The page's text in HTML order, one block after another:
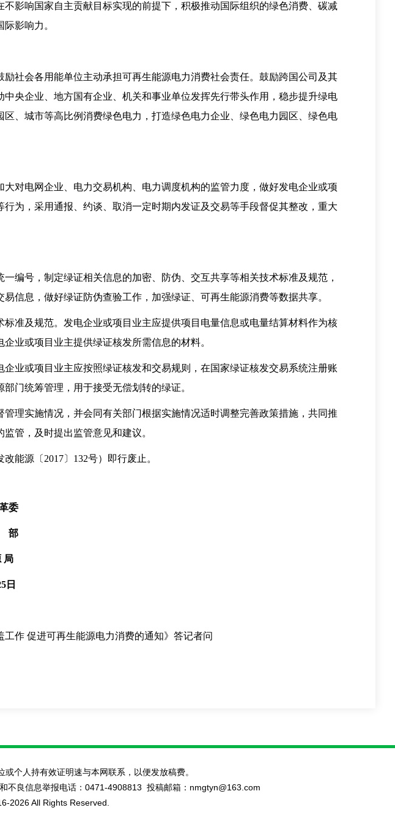
响国家自主贡献目标实现的前提下，积极推动国际组织的绿色消费、碳减
影响力。
会各用能单位主动承担可再生能源电力消费社会责任。鼓励跨国公司及其
央企业、地方国有企业、机关和事业单位发挥先行带头作用，稳步提升绿电
、城市等高比例消费绿色电力，打造绿色电力企业、绿色电力园区、绿色电
电网企业、电力交易机构、电力调度机构的监管力度，做好发电企业或项
为，采用通报、约谈、取消一定时期内发证及交易等手段督促其整改，重大
号，制定绿证相关信息的加密、防伪、交互共享等相关技术标准及规范，
信息，做好绿证防伪查验工作，加强绿证、可再生能源消费等数据共享。
及规范。发电企业或项目业主应提供项目电量信息或电量结算材料作为核
业或项目业主提供绿证核发所需信息的材料。
或项目业主应按照绿证核发和交易规则，在国家绿证核发交易系统注册账
门统筹管理，用于接受无偿划转的绿证。
实施情况，并会同有关部门根据实施情况适时调整完善政策措施，共同推
管，及时提出监管意见和建议。
源〔2017〕132号）即行废止。
委
局
日
作 促进可再生能源电力消费的通知》答记者问
个人持有效证明速与本网联系，以便发放稿费。
良信息举报电话：0471-4908813 投稿邮箱：nmgtyn@163.com
2026 All Rights Reserved.